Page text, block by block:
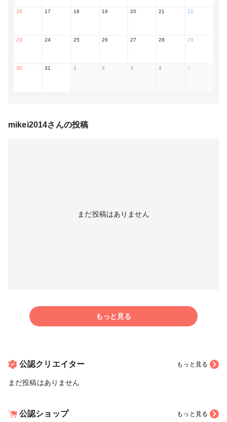
16 17 18 19 20 21 22
23 24 25 26 27 28 29
30 31 1 2 3 4 5
mikei2014さんの投稿
まだ投稿はありません
もっと見る
公認クリエイター もっと見る
まだ投稿はありません
公認ショップ もっと見る